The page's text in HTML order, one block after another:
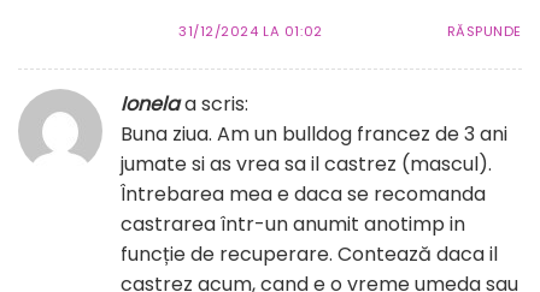
31/12/2024 LA 01:02 RĂSPUNDE
Ionelaa scris:
Buna ziua. Am un bulldog francez de 3 ani
jumate si as vrea sa il castrez (mascul).
Întrebarea mea e daca se recomanda
castrarea într-un anumit anotimp in
funcție de recuperare. Contează daca il
castrez acum, cand e o vreme umeda sau